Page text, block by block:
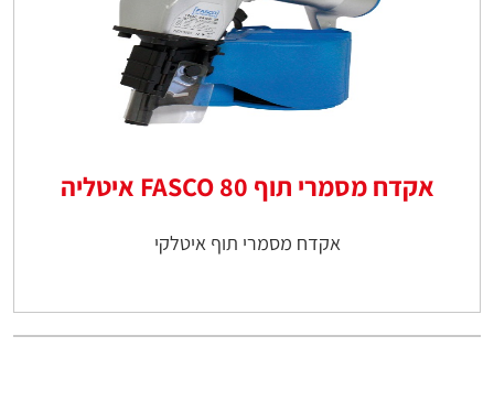
אקדח מסמרי תוף 80 FASCO איטליה
אקדח מסמרי תוף איטלקי